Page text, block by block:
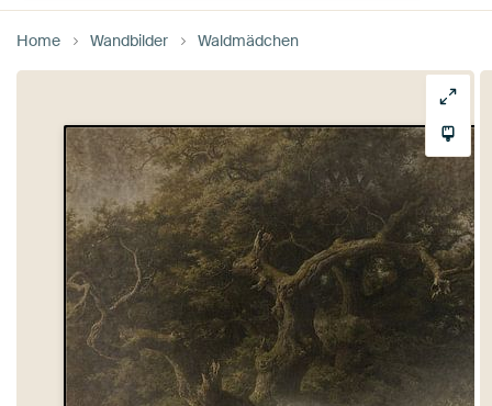
Home Wandbilder Waldmädchen